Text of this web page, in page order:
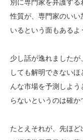
別に専門家を弁護す
性質が、専門家のい
いるという面もあるよ
少し話が逸れました
しても解明できない
んな市場を予測しよ
らないというのは確か
たとえそれが、先ほ